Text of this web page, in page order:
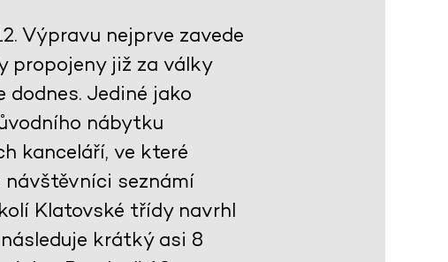
Výpravu nejprve zavede
propojeny již za války
dodnes. Jediné jako
nábytku
kanceláří, ve které
seznámí
Klatovské třídy navrhl
krátký asi 8